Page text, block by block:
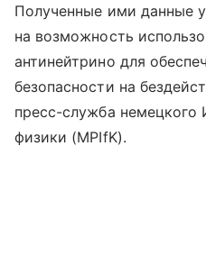
Полученные ими данные
на возможность
антинейтрино для
безопасности на
пресс-служба немецкого
физики (MPIfK).